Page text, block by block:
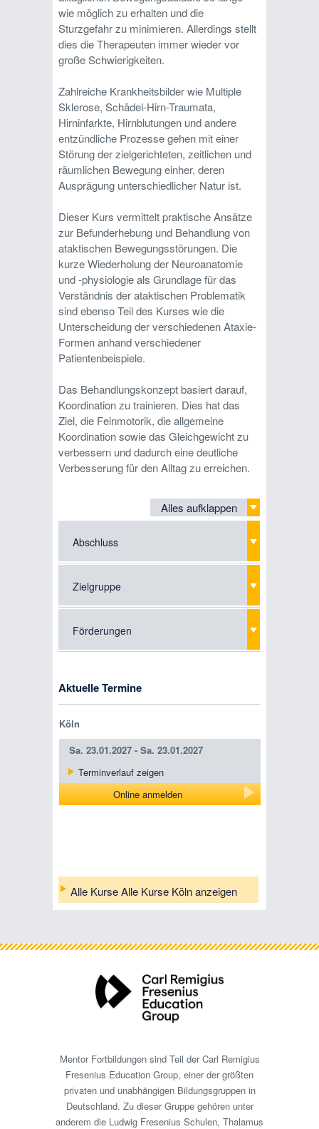
wie möglich zu erhalten und die
Sturzgefahr zu minimieren. Allerdings stellt
dies die Therapeuten immer wieder vor
große Schwierigkeiten.
Zahlreiche Krankheitsbilder wie Multiple
Sklerose, Schädel-Hirn-Traumata,
Hirninfarkte, Hirnblutungen und andere
entzündliche Prozesse gehen mit einer
Störung der zielgerichteten, zeitlichen und
räumlichen Bewegung einher, deren
Ausprägung unterschiedlicher Natur ist.
Dieser Kurs vermittelt praktische Ansätze
zur Befunderhebung und Behandlung von
ataktischen Bewegungsstörungen. Die
kurze Wiederholung der Neuroanatomie
und -physiologie als Grundlage für das
Verständnis der ataktischen Problematik
sind ebenso Teil des Kurses wie die
Unterscheidung der verschiedenen Ataxie-
Formen anhand verschiedener
Patientenbeispiele.
Das Behandlungskonzept basiert darauf,
Koordination zu trainieren. Dies hat das
Ziel, die Feinmotorik, die allgemeine
Koordination sowie das Gleichgewicht zu
verbessern und dadurch eine deutliche
Verbesserung für den Alltag zu erreichen.
Alles aufklappen
Abschluss
Zielgruppe
Förderungen
Aktuelle Termine
Köln
Sa. 23.01.2027 - Sa. 23.01.2027
Terminverlauf zeigen
Online anmelden
Alle Kurse Alle Kurse Köln anzeigen
Mentor Fortbildungen sind Teil der Carl Remigius
Fresenius Education Group, einer der größten
privaten und unabhängigen Bildungsgruppen in
Deutschland. Zu dieser Gruppe gehören unter
anderem die Ludwig Fresenius Schulen, Thalamus